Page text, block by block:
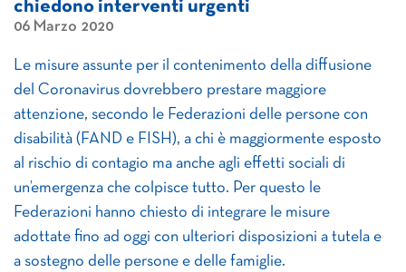
chiedono interventi urgenti
06 Marzo 2020
Le misure assunte per il contenimento della diffusione
del Coronavirus dovrebbero prestare maggiore
attenzione, secondo le Federazioni delle persone con
disabilità (FAND e FISH), a chi è maggiormente esposto
al rischio di contagio ma anche agli effetti sociali di
un’emergenza che colpisce tutto. Per questo le
Federazioni hanno chiesto di integrare le misure
adottate fino ad oggi con ulteriori disposizioni a tutela e
a sostegno delle persone e delle famiglie.